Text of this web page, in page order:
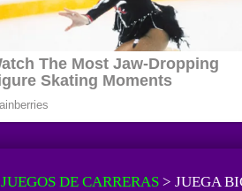
JUEGOS DE CARRERAS> JUEGA